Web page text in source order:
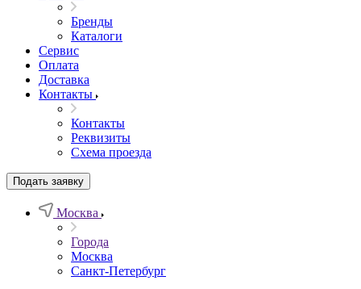
Бренды
Каталоги
Сервис
Оплата
Доставка
Контакты
Контакты
Реквизиты
Схема проезда
Подать заявку
Москва
Города
Москва
Санкт-Петербург